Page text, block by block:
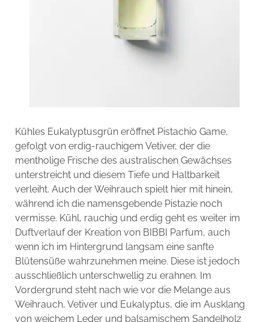
Kühles Eukalyptusgrün eröffnet Pistachio Game,
gefolgt von erdig-rauchigem Vetiver, der die
mentholige Frische des australischen Gewächses
unterstreicht und diesem Tiefe und Haltbarkeit
verleiht. Auch der Weihrauch spielt hier mit hinein,
während ich die namensgebende Pistazie noch
vermisse. Kühl, rauchig und erdig geht es weiter im
Duftverlauf der Kreation von BIBBI Parfum, auch
wenn ich im Hintergrund langsam eine sanfte
Blütensüße wahrzunehmen meine. Diese ist jedoch
ausschließlich unterschwellig zu erahnen. Im
Vordergrund steht nach wie vor die Melange aus
Weihrauch, Vetiver und Eukalyptus, die im Ausklang
von weichem Leder und balsamischem Sandelholz